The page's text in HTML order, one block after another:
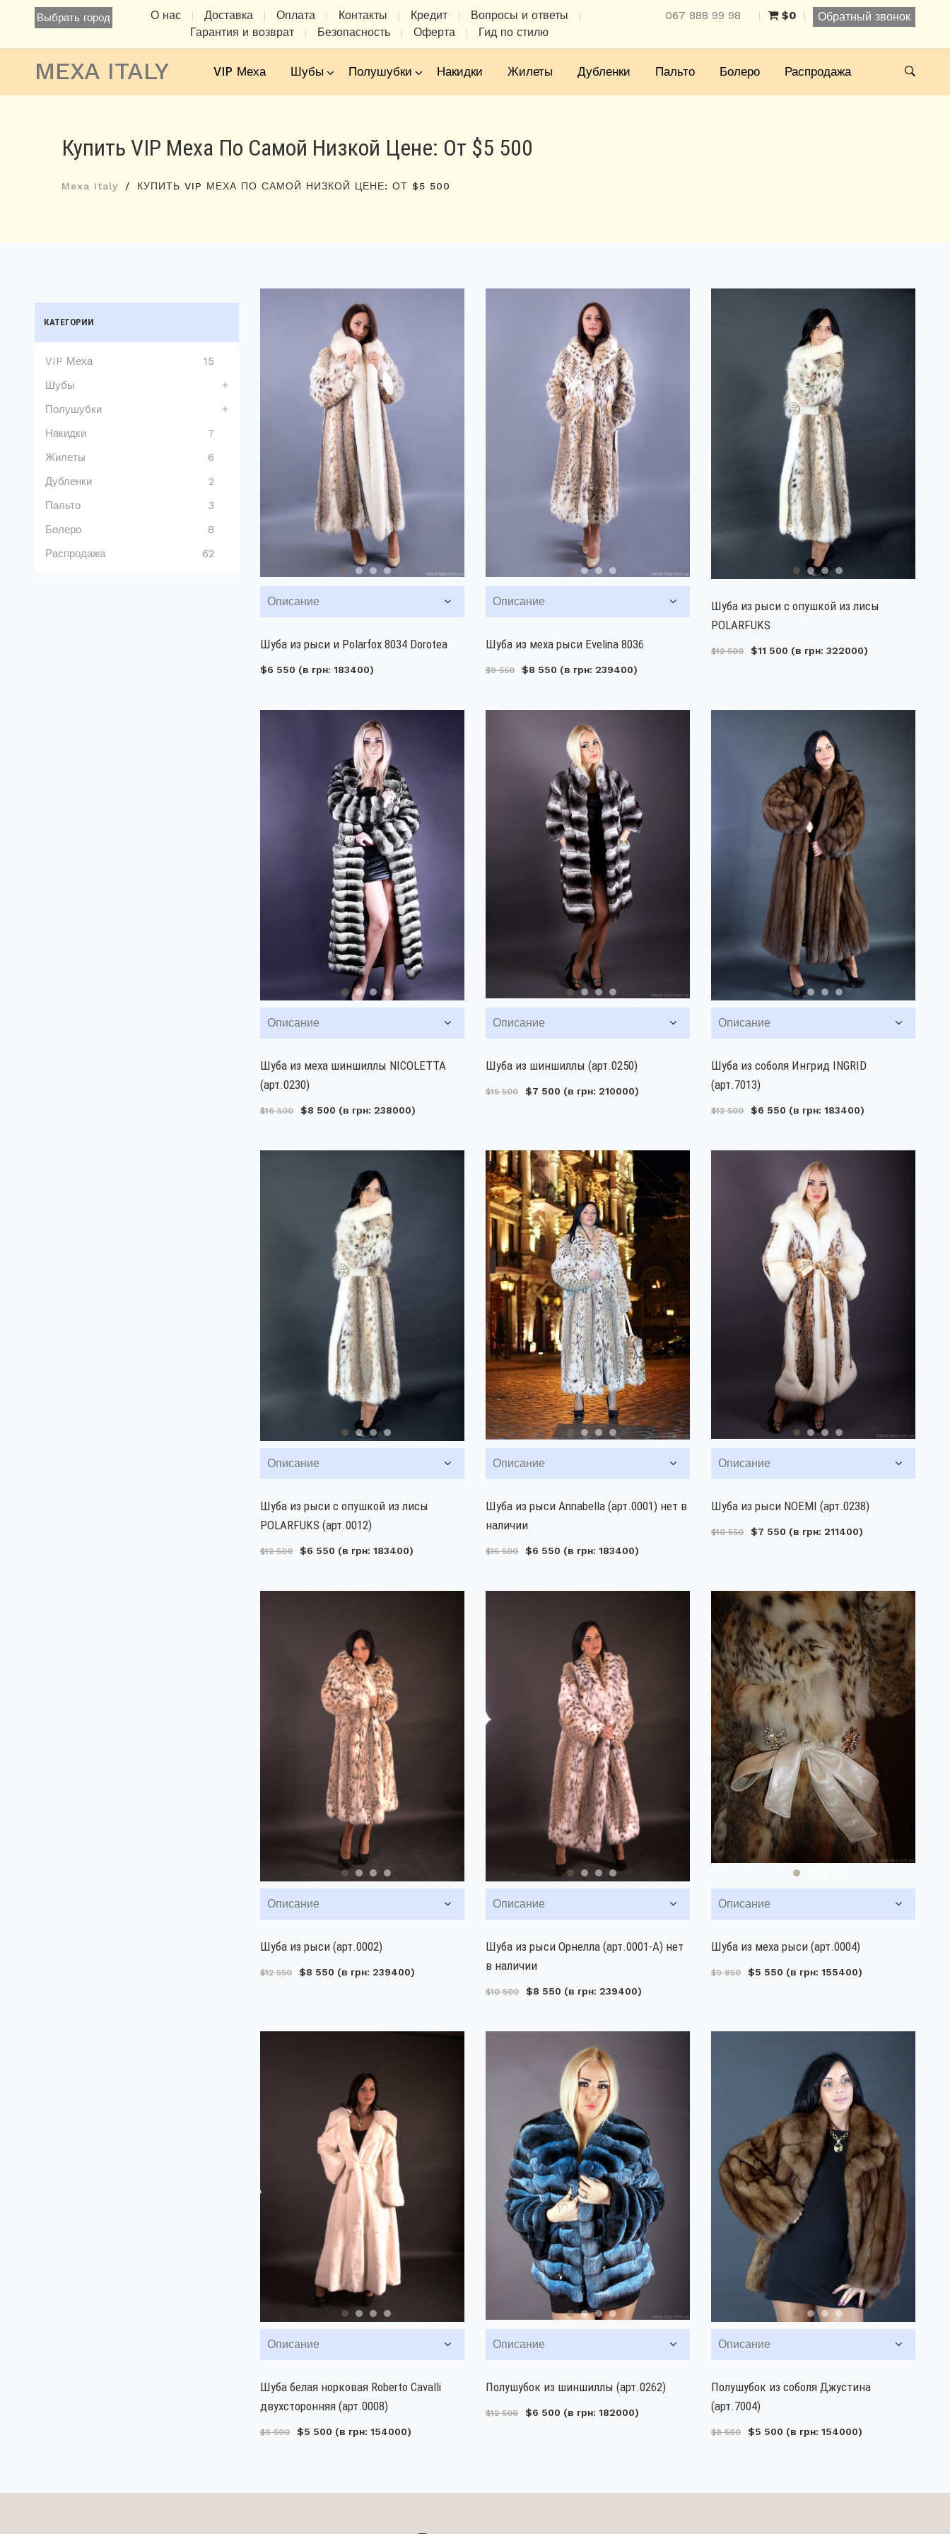
Выбрать город О нас | Доставка | Оплата | Контакты | Кредит | Вопросы и ответы |
Гарантия и возврат | Безопасность | Оферта | Гид по стилю
067 888 99 98 | $0 | Обратный звонок
MEXA ITALY VIP Меха Шубы Полушубки Накидки Жилеты Дубленки Пальто Болеро Распродажа
Купить VIP Меха По Самой Низкой Цене: От $5 500
Mexa Italy КУПИТЬ VIP МЕХА ПО САМОЙ НИЗКОЙ ЦЕНЕ: ОТ $5 500
КАТЕГОРИИ
VIP Меха
15
Шубы
+
Полушубки
+
Накидки
7
Жилеты
6
Дубленки
2
Пальто
3
Болеро
8
Распродажа
62
Описание
Шуба из рыси и Polarfox 8034 Dorotea
$6 550 (в грн: 183400)
Описание
Шуба из меха рыси Evelina 8036
$9 550 $8 550 (в грн: 239400)
Шуба из рыси с опушкой из лисы
POLARFUKS
$12 500 $11 500 (в грн: 322000)
Описание
Шуба из меха шиншиллы NICOLETTA
(арт.0230)
$16 500 $8 500 (в грн: 238000)
Описание
Шуба из шиншиллы (арт.0250)
$15 500 $7 500 (в грн: 210000)
Описание
Шуба из соболя Ингрид INGRID
(арт.7013)
$12 500 $6 550 (в грн: 183400)
Описание
Шуба из рыси с опушкой из лисы
POLARFUKS (арт.0012)
$12 500 $6 550 (в грн: 183400)
Описание
Шуба из рыси Annabella (арт.0001) нет в
наличии
$15 500 $6 550 (в грн: 183400)
Описание
Шуба из рыси NOEMI (арт.0238)
$10 550 $7 550 (в грн: 211400)
Описание
Шуба из рыси (арт.0002)
$12 550 $8 550 (в грн: 239400)
Описание
Шуба из рыси Орнелла (арт.0001-А) нет
в наличии
$10 500 $8 550 (в грн: 239400)
Описание
Шуба из меха рыси (арт.0004)
$9 850 $5 550 (в грн: 155400)
Описание
Шуба белая норковая Roberto Cavalli
двухсторонняя (арт.0008)
$6 500 $5 500 (в грн: 154000)
Описание
Полушубок из шиншиллы (арт.0262)
$12 500 $6 500 (в грн: 182000)
Описание
Полушубок из соболя Джустина
(арт.7004)
$8 500 $5 500 (в грн: 154000)